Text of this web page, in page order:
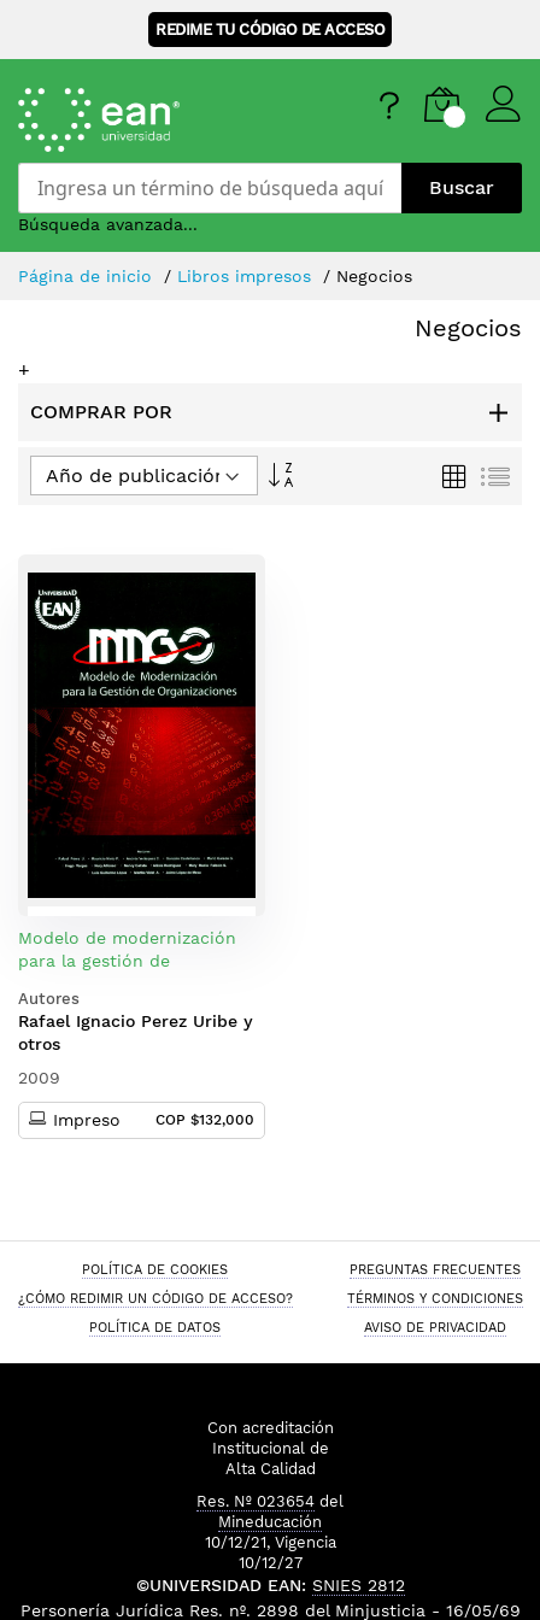
REDIME TU CÓDIGO DE ACCESO
Buscar
Búsqueda avanzada...
Skip
Página de inicio Libros impresos Negocios
Negocios
+
COMPRAR POR
Dirección
Parrilla
Modelo de modernización
para la gestión de
(Incluye cuaderno de casos)
Autores
Rafael Ignacio Perez Uribe y
otros
2009
Impreso COP $132,000
POLÍTICA DE COOKIES
PREGUNTAS FRECUENTES
¿CÓMO REDIMIR UN CÓDIGO DE ACCESO?
TÉRMINOS Y CONDICIONES
POLÍTICA DE DATOS
AVISO DE PRIVACIDAD
Con acreditación
Institucional de
Alta Calidad
Res. Nº 023654 del
Mineducación
10/12/21, Vigencia
10/12/27
©UNIVERSIDAD EAN: SNIES 2812
Personería Jurídica Res. nº. 2898 del Minjusticia - 16/05/69